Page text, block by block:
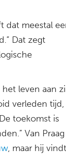
dat meestal
Dat zegt
leven aan
verleden tijd,
toekomst is
Van Praag
, maar hij vindt